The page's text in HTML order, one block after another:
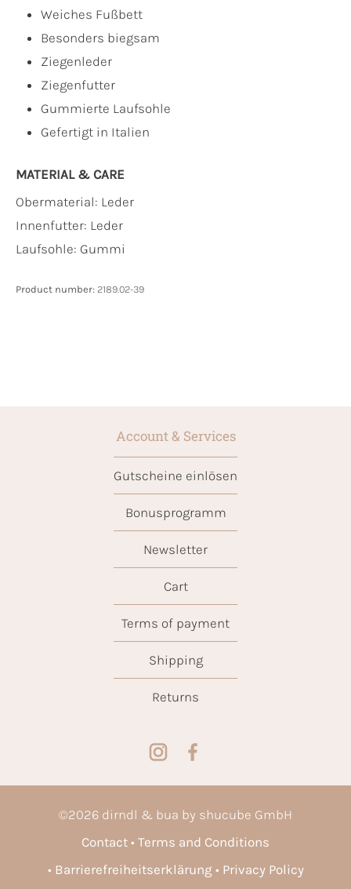
Weiches Fußbett
Besonders biegsam
Ziegenleder
Ziegenfutter
Gummierte Laufsohle
Gefertigt in Italien
MATERIAL & CARE
Obermaterial: Leder
Innenfutter: Leder
Laufsohle: Gummi
Product number: 2189.02-39
Account & Services
Gutscheine einlösen
Bonusprogramm
Newsletter
Cart
Terms of payment
Shipping
Returns
©2026 dirndl & bua by shucube GmbH
Contact
Terms and Conditions
Barrierefreiheitserklärung
Privacy Policy